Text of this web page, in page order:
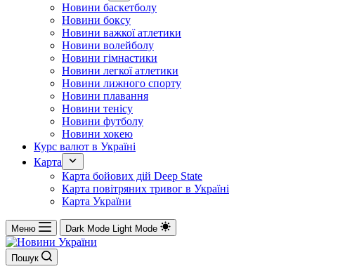
Новини баскетболу
Новини боксу
Новини важкої атлетики
Новини волейболу
Новини гімнастики
Новини легкої атлетики
Новини лижного спорту
Новини плавання
Новини тенісу
Новини футболу
Новини хокею
Курс валют в Україні
Карта
Карта бойових дій Deep State
Карта повітряних тривог в Україні
Карта України
Меню Dark Mode Light Mode
Пошук